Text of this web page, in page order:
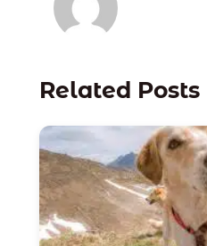
Related Posts